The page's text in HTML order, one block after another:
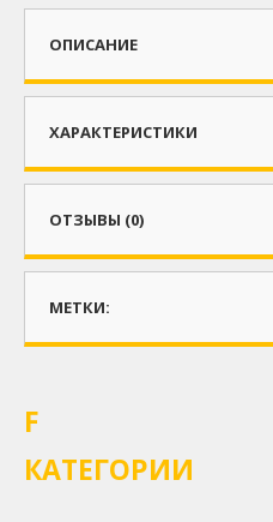
ОПИСАНИЕ
ХАРАКТЕРИСТИКИ
ОТЗЫВЫ (0)
МЕТКИ:
F
КАТЕГОРИИ